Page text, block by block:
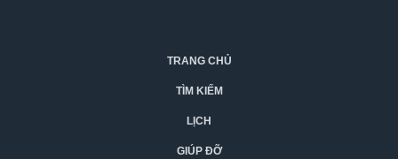
TRANG CHỦ
TÌM KIẾM
LỊCH
GIÚP ĐỠ